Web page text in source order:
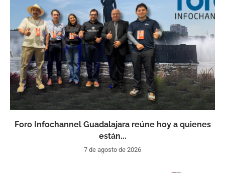
Foro Infochannel Guadalajara reúne hoy a quienes
están...
7 de agosto de 2026